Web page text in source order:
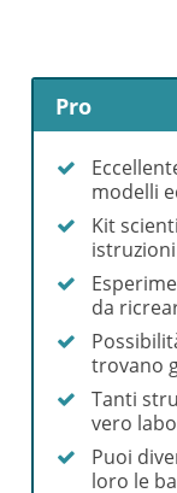
Pro
modelli
Kit
da
trovano
Tanti
vero
Puoi
loro le